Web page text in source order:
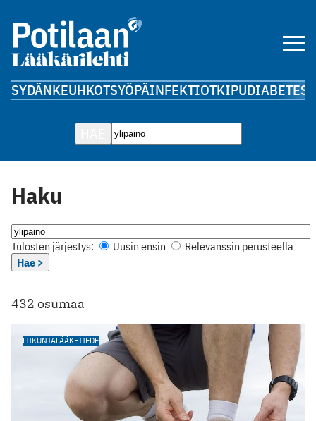
SYDÄNKEUHKOTSYÖPÄINFEKTIOTKIPUDIABETES
Haku
Tulosten järjestys: Uusin ensin
Relevanssin perusteella
Hae >
432 osumaa
LIIKUNTALÄÄKETIEDE